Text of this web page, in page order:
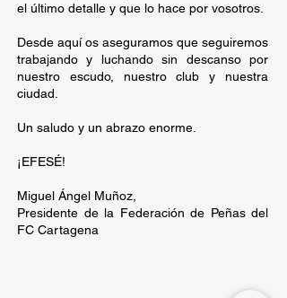
el último detalle y que lo hace por vosotros.
Desde aquí os aseguramos que seguiremos
trabajando y luchando sin descanso por
nuestro escudo, nuestro club y nuestra
ciudad.
Un saludo y un abrazo enorme.
¡EFESÉ!
Miguel Ángel Muñoz,
Presidente de la Federación de Peñas del
FC Cartagena